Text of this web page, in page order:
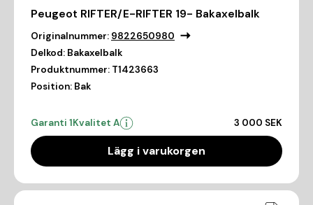
Peugeot RIFTER/E-RIFTER 19- Bakaxelbalk
Originalnummer: 9822650980
Delkod: Bakaxelbalk
Produktnummer: T1423663
Position: Bak
Garanti 1Kvalitet A 3 000 SEK
Lägg i varukorgen